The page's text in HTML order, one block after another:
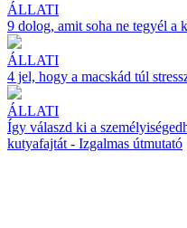
ÁLLATI
9 dolog, amit soha ne tegyél a
ÁLLATI
4 jel, hogy a macskád túl
ÁLLATI
Így válaszd ki a
kutyafajtát - Izgalmas útmutató